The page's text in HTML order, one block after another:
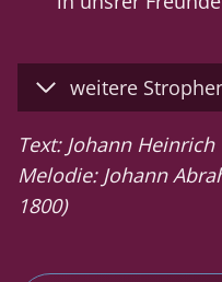
weitere
Text: Johann Heinrich
Melodie: Johann
1800)